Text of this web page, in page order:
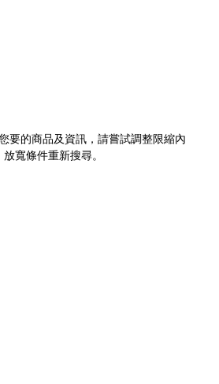
要的商品及資訊，請嘗試調整限縮內
寬條件重新搜尋。